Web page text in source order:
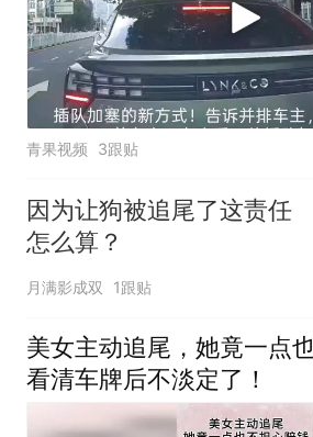
青果视频 3跟贴
因为让狗被追尾了这责任
怎么算？
月满影成双 1跟贴
美女主动追尾，她竟一点
看清车牌后不淡定了！